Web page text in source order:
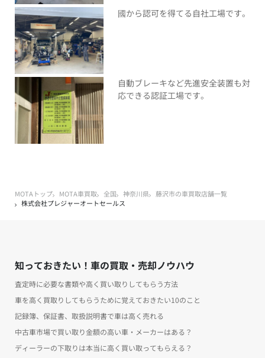
國から認可を得てる自社工場です。
自動ブレーキなど先進安全装置も対
応できる認証工場です。
MOTAトップ MOTA車買取 全国 神奈川県
藤沢市の車買取店舗一覧
株式会社プレジャーオートセールス
知っておきたい！車の買取・売却ノウハウ
査定時に必要な書類や高く買い取りしてもらう方法
車を高く買取りしてもらうために覚えておきたい10のこと
記録簿、保証書、取扱説明書で車は高く売れる
中古車市場で買い取り金額の高い車・メーカーはある？
ディーラーの下取りは本当に高く買い取ってもらえる？